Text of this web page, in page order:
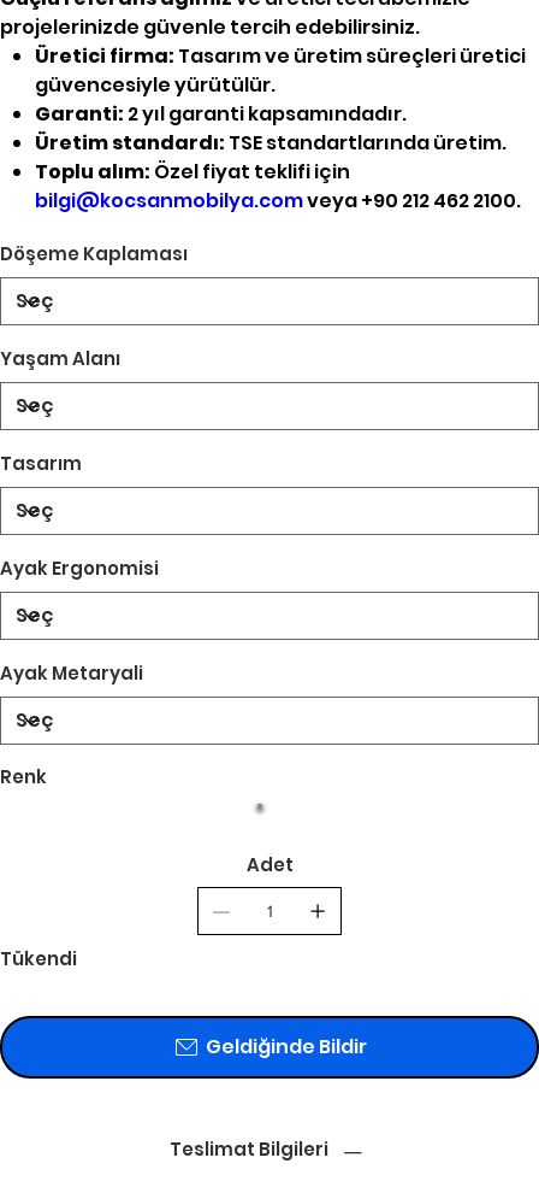
projelerinizde güvenle tercih edebilirsiniz.
Üretici firma: Tasarım ve üretim süreçleri üretici
güvencesiyle yürütülür.
Garanti: 2 yıl garanti kapsamındadır.
Üretim standardı: TSE standartlarında üretim.
Toplu alım: Özel fiyat teklifi için
bilgi@kocsanmobilya.comveya +90 212 462 2100.
Döşeme Kaplaması
Yaşam Alanı
Tasarım
Ayak Ergonomisi
Ayak Metaryali
Renk
Adet
Tükendi
Geldiğinde Bildir
Teslimat Bilgileri